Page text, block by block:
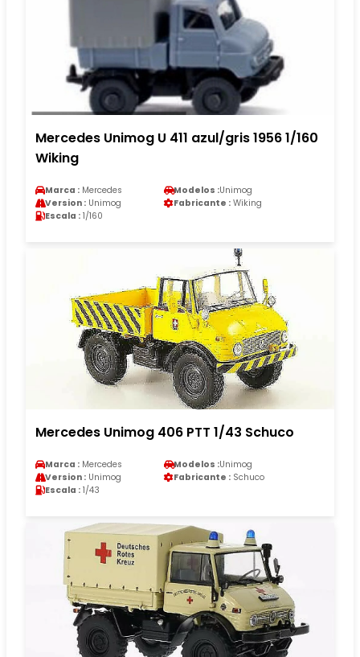
Mercedes Unimog U 411 azul/gris 1956 1/160
Wiking
Marca : Mercedes Modelos :Unimog
Version : Unimog Fabricante : Wiking
Escala : 1/160
Mercedes Unimog 406 PTT 1/43 Schuco
Marca : Mercedes Modelos :Unimog
Version : Unimog Fabricante : Schuco
Escala : 1/43